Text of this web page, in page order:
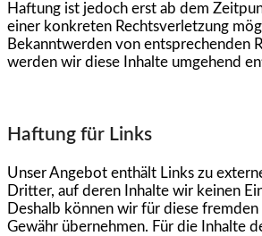
Haftung ist jedoch erst ab dem
einer konkreten Rechtsverletzung
Bekanntwerden von entsprechenden
werden wir diese Inhalte umgehend
Haftung für Links
Unser Angebot enthält Links zu
Dritter, auf deren Inhalte wir keinen
Deshalb können wir für diese
Gewähr übernehmen. Für die Inhalte